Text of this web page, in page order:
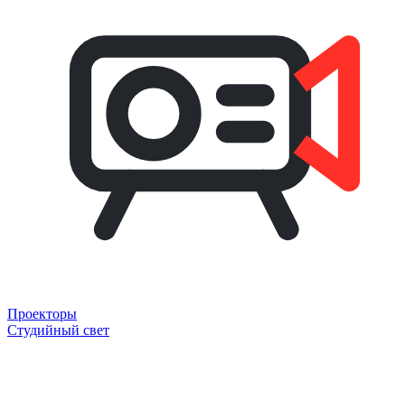
Проекторы
Студийный свет